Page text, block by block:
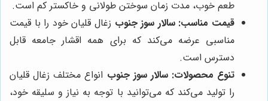
طعم خوب، مدت زمان سوختن طولانی و خاکستر کم است.
قیمت مناسب: سالار سوز جنوب زغال قلیان خود را با قیمت
مناسبی عرضه می‌کند که برای همه اقشار جامعه قابل
دسترس است.
تنوع محصولات: سالار سوز جنوب انواع مختلف زغال قلیان
را تولید می‌کند که می‌توانید با توجه به نیاز و سلیقه خود،